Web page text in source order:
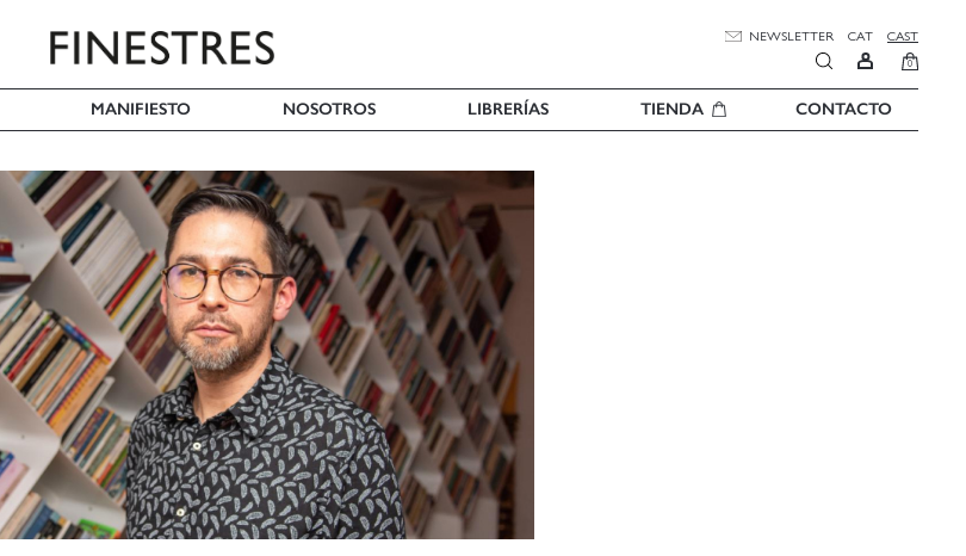
NEWSLETTER CAT CAST
0
MANIFIESTO NOSOTROS LIBRERÍAS TIENDA CONTACTO